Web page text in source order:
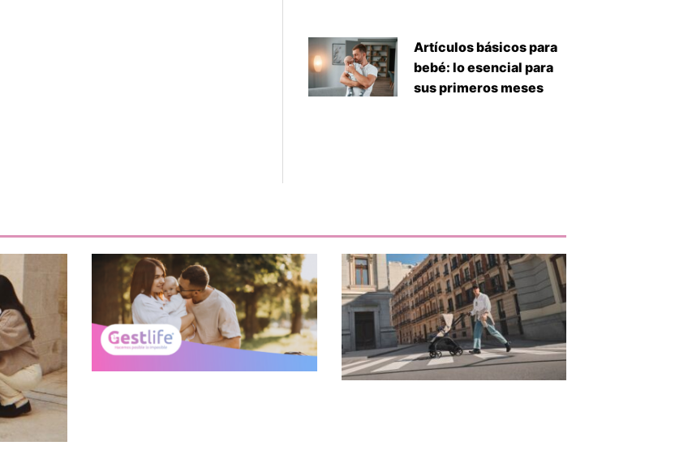
Artículos básicos para
bebé: lo esencial para
sus primeros meses